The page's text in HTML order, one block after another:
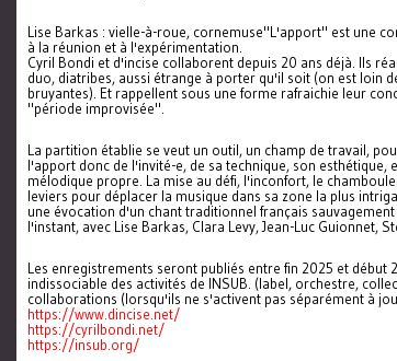
Lise Barkas : vielle-à-roue, cornemuse"L'apport" est une
à la réunion et à l'expérimentation.
Cyril Bondi et d'incise collaborent depuis 20 ans déjà. Ils
duo, diatribes, aussi étrange à porter qu'il soit (on est loin
bruyantes). Et rappellent sous une forme rafraichie leur
"période improvisée".
La partition établie se veut un outil, un champ de travail,
l'apport donc de l'invité-e, de sa technique, son
mélodique propre. La mise au défi, l'inconfort, le
leviers pour déplacer la musique dans sa zone la plus
une évocation d'un chant traditionnel français
l'instant, avec Lise Barkas, Clara Levy, Jean-Luc Guionnet,
Les enregistrements seront publiés entre fin 2025 et début
indissociable des activités de INSUB. (label, orchestre,
collaborations (lorsqu'ils ne s'activent pas séparément à
https://www.dincise.net/
https://cyrilbondi.net/
https://insub.org/